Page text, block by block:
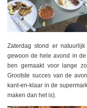
Zaterdag stond er
gewoon de hele avond in
ben gemaakt voor lange
Grootste succes van de
kant-en-klaar in de
maken dan het is).